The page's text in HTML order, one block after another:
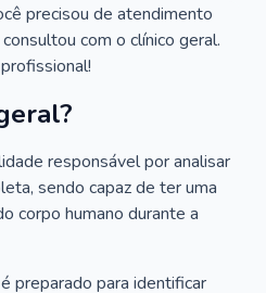
precisou de atendimento
com o clínico geral.
responsável por analisar
sendo capaz de ter uma
corpo humano durante a
preparado para identificar